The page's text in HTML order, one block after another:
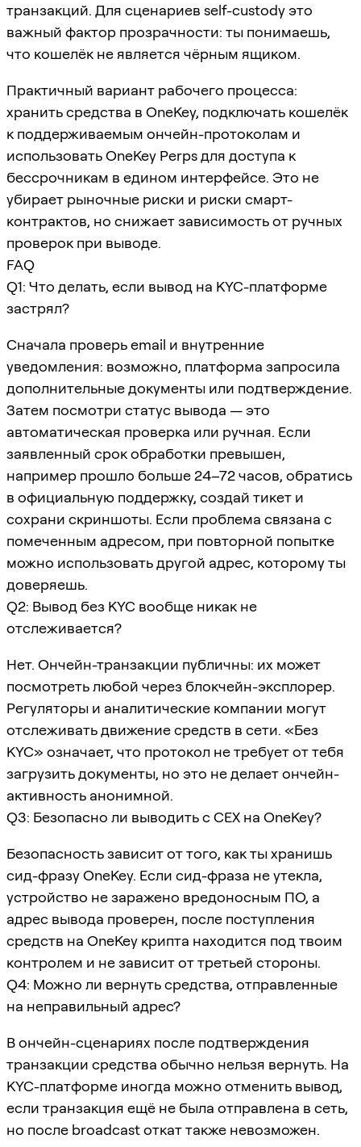
транзакций. Для сценариев self-custody это
важный фактор прозрачности: ты понимаешь,
что кошелёк не является чёрным ящиком.
Практичный вариант рабочего процесса:
хранить средства в OneKey, подключать кошелёк
к поддерживаемым ончейн-протоколам и
использовать OneKey Perps для доступа к
бессрочникам в едином интерфейсе. Это не
убирает рыночные риски и риски смарт-
контрактов, но снижает зависимость от ручных
проверок при выводе.
FAQ
Q1: Что делать, если вывод на KYC-платформе
застрял?
Сначала проверь email и внутренние
уведомления: возможно, платформа запросила
дополнительные документы или подтверждение.
Затем посмотри статус вывода — это
автоматическая проверка или ручная. Если
заявленный срок обработки превышен,
например прошло больше 24–72 часов, обратись
в официальную поддержку, создай тикет и
сохрани скриншоты. Если проблема связана с
помеченным адресом, при повторной попытке
можно использовать другой адрес, которому ты
доверяешь.
Q2: Вывод без KYC вообще никак не
отслеживается?
Нет. Ончейн-транзакции публичны: их может
посмотреть любой через блокчейн-эксплорер.
Регуляторы и аналитические компании могут
отслеживать движение средств в сети. «Без
KYC» означает, что протокол не требует от тебя
загрузить документы, но это не делает ончейн-
активность анонимной.
Q3: Безопасно ли выводить с CEX на OneKey?
Безопасность зависит от того, как ты хранишь
сид-фразу OneKey. Если сид-фраза не утекла,
устройство не заражено вредоносным ПО, а
адрес вывода проверен, после поступления
средств на OneKey крипта находится под твоим
контролем и не зависит от третьей стороны.
Q4: Можно ли вернуть средства, отправленные
на неправильный адрес?
В ончейн-сценариях после подтверждения
транзакции средства обычно нельзя вернуть. На
KYC-платформе иногда можно отменить вывод,
если транзакция ещё не была отправлена в сеть,
но после broadcast откат также невозможен.